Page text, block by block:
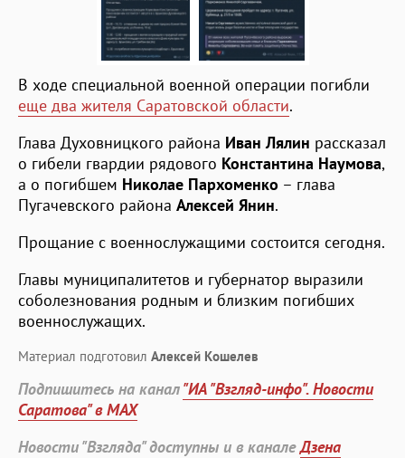
В ходе специальной военной операции погибли
еще два жителя Саратовской области.
Глава Духовницкого района Иван Лялин рассказал
о гибели гвардии рядового Константина Наумова,
а о погибшем Николае Пархоменко – глава
Пугачевского района Алексей Янин.
Прощание с военнослужащими состоится сегодня.
Главы муниципалитетов и губернатор выразили
соболезнования родным и близким погибших
военнослужащих.
Материал подготовил Алексей Кошелев
Подпишитесь на канал"ИА "Взгляд-инфо". Новости
Саратова" в MAX
Новости "Взгляда" доступны и в каналеДзена